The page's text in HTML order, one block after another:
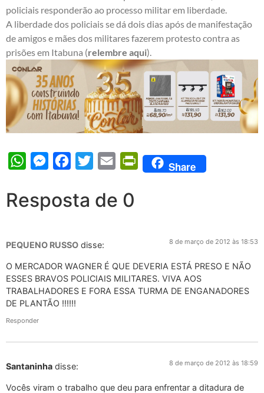
policiais responderão ao processo militar em liberdade.
A liberdade dos policiais se dá dois dias após de manifestação
de amigos e mães dos militares fazerem protesto contra as
prisões em Itabuna (relembre aqui).
WhatsAppMessengerFacebook
Twitter Email PrintFriendly
Share
Resposta de 0
PEQUENO RUSSO disse: 8 de março de 2012 às 18:53
O MERCADOR WAGNER É QUE DEVERIA ESTÁ PRESO E NÃO
ESSES BRAVOS POLICIAIS MILITARES. VIVA AOS
TRABALHADORES E FORA ESSA TURMA DE ENGANADORES
DE PLANTÃO !!!!!!
Responder
Santaninha disse: 8 de março de 2012 às 18:59
Vocês viram o trabalho que deu para enfrentar a ditadura de